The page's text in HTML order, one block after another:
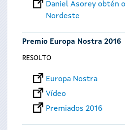
Daniel Asorey obtén
Nordeste
Premio Europa Nostra 2016
RESOLTO
Europa Nostra
Vídeo
Premiados 2016